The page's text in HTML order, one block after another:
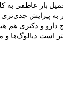
دارو و دکتری هم